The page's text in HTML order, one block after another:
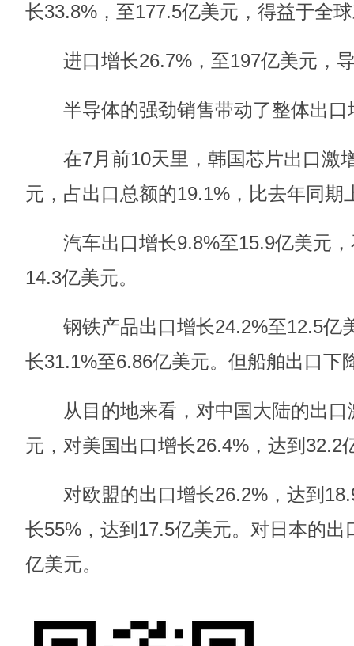
长33.8%，至177.5亿美元，得益于全
进口增长26.7%，至197亿美元，导
半导体的强劲销售带动了整体出口
在7月前10天里，韩国芯片出口激
元，占出口总额的19.1%，比去年同期
汽车出口增长9.8%至15.9亿美元，
14.3亿美元。
钢铁产品出口增长24.2%至12.5亿
长31.1%至6.86亿美元。但船舶出口下
从目的地来看，对中国大陆的出口
元，对美国出口增长26.4%，达到32.2
对欧盟的出口增长26.2%，达到
长55%，达到17.5亿美元。对日本的
亿美元。